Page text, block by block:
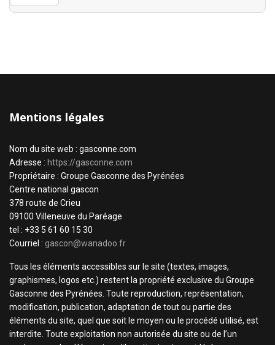
Mentions légales
Nom du site web : gasconne.com
Adresse : https://gasconne.com
Propriétaire : Groupe Gasconne des Pyrénées
Centre national gascon
378 route de Crieu
09100 Villeneuve du Paréage
tel : +33 5 61 60 15 30
Courriel : gascon@wanadoo.fr
Tous les éléments accessibles sur le site (textes, images,
graphismes, logos etc.) restent la propriété exclusive du Groupe
Gasconne des Pyrénées. Toute reproduction, représentation,
modification, publication, adaptation de tout ou partie des
éléments du site, quel que soit le moyen ou le procédé utilisé, est
interdite. Toute exploitation non autorisée du site ou de l’un